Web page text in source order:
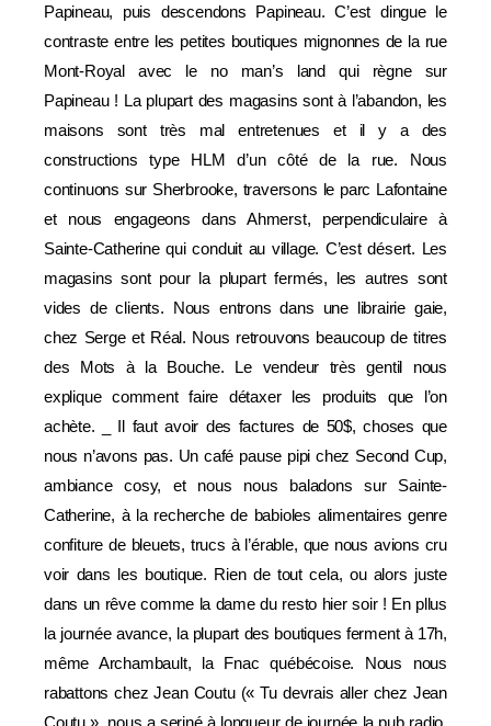
Papineau, puis descendons Papineau. C’est dingue le
contraste entre les petites boutiques mignonnes de la rue
Mont-Royal avec le no man’s land qui règne sur
Papineau ! La plupart des magasins sont à l’abandon, les
maisons sont très mal entretenues et il y a des
constructions type HLM d’un côté de la rue. Nous
continuons sur Sherbrooke, traversons le parc Lafontaine
et nous engageons dans Ahmerst, perpendiculaire à
Sainte-Catherine qui conduit au village. C’est désert. Les
magasins sont pour la plupart fermés, les autres sont
vides de clients. Nous entrons dans une librairie gaie,
chez Serge et Réal. Nous retrouvons beaucoup de titres
des Mots à la Bouche. Le vendeur très gentil nous
explique comment faire détaxer les produits que l’on
achète. _ Il faut avoir des factures de 50$, choses que
nous n’avons pas. Un café pause pipi chez Second Cup,
ambiance cosy, et nous nous baladons sur Sainte-
Catherine, à la recherche de babioles alimentaires genre
confiture de bleuets, trucs à l’érable, que nous avions cru
voir dans les boutique. Rien de tout cela, ou alors juste
dans un rêve comme la dame du resto hier soir ! En pllus
la journée avance, la plupart des boutiques ferment à 17h,
même Archambault, la Fnac québécoise. Nous nous
rabattons chez Jean Coutu (« Tu devrais aller chez Jean
Coutu », nous a seriné à longueur de journée la pub radio,